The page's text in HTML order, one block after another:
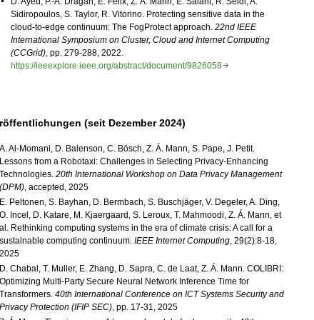
Sidiropoulos, S. Taylor, R. Vitorino. Protecting sensitive data in the
cloud-to-edge continuum: The FogProtect approach. 22nd IEEE
International Symposium on Cluster, Cloud and Internet Computing
(CCGrid), pp. 279-288, 2022.
https://ieeexplore.ieee.org/abstract/document/9826058
(seit Dezember 2024)
Al-Momani, D. Balenson, C. Bösch, Z. Á. Mann, S. Pape, J. Petit.
from a Robotaxi: Challenges in Selecting Privacy-Enhancing
20th International Workshop on Data Privacy Management
, accepted, 2025
Peltonen, S. Bayhan, D. Bermbach, S. Buschjäger, V. Degeler, A. Ding,
Incel, D. Katare, M. Kjaergaard, S. Leroux, T. Mahmoodi, Z. Á. Mann, et
Rethinking computing systems in the era of climate crisis: A call for a
computing continuum. IEEE Internet Computing, 29(2):8-18,
Chabal, T. Muller, E. Zhang, D. Sapra, C. de Laat, Z. Á. Mann. COLIBRI :
Multi-Party Secure Neural Network Inference Time for
40th International Conference on ICT Systems Security and
Protection (IFIP SEC), pp. 17-31, 2025